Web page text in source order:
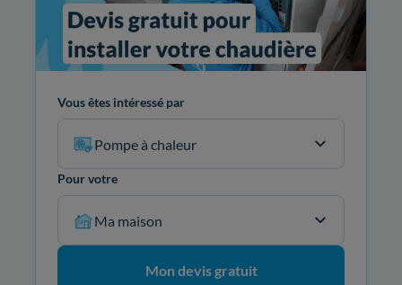
Vous êtes intéressé par
Pompe à chaleur
Pour votre
Ma maison
Mon devis gratuit